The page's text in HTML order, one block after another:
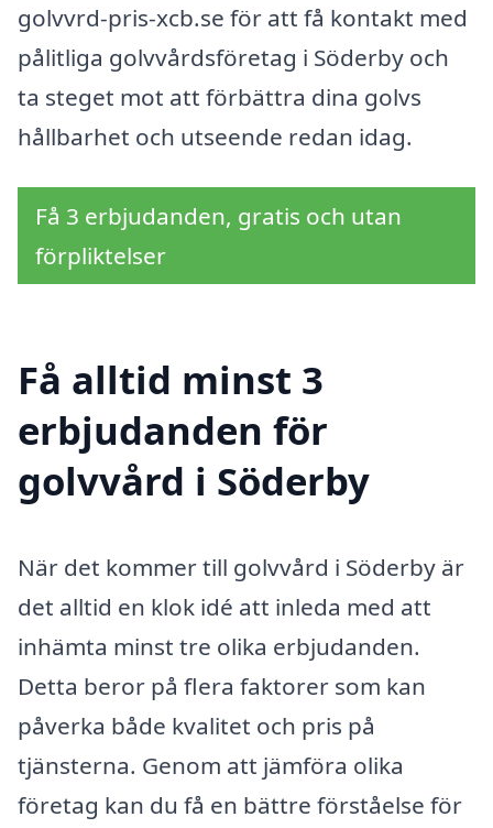
golvvrd-pris-xcb.se för att få kontakt med
pålitliga golvvårdsföretag i Söderby och
ta steget mot att förbättra dina golvs
hållbarhet och utseende redan idag.
Få 3 erbjudanden, gratis och utan
förpliktelser
Få alltid minst 3
erbjudanden för
golvvård i Söderby
När det kommer till golvvård i Söderby är
det alltid en klok idé att inleda med att
inhämta minst tre olika erbjudanden.
Detta beror på flera faktorer som kan
påverka både kvalitet och pris på
tjänsterna. Genom att jämföra olika
företag kan du få en bättre förståelse för